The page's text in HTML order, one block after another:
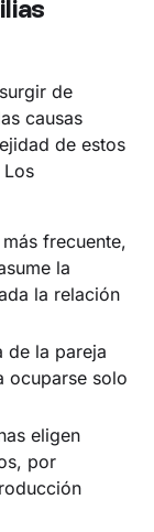
de
causas
de estos
frecuente,
la
la relación
de la pareja
ocuparse solo
eligen
por